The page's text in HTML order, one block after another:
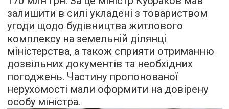
залишити в силі укладені з товариством
угоди щодо будівництва житлового
комплексу на земельній ділянці
міністерства, а також сприяти отриманню
дозвільних документів та необхідних
погоджень. Частину пропонованої
нерухомості мали оформити на довірену
особу міністра.